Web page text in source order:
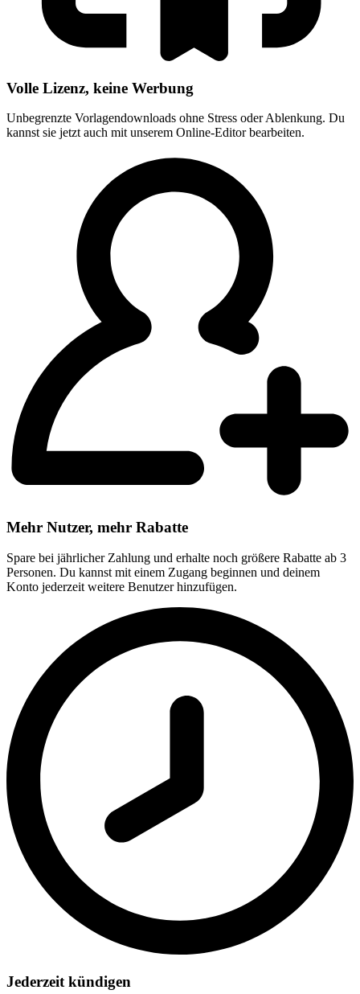
Volle Lizenz, keine Werbung
Unbegrenzte Vorlagendownloads ohne Stress oder Ablenkung. Du
kannst sie jetzt auch mit unserem Online-Editor bearbeiten.
Mehr Nutzer, mehr Rabatte
Spare bei jährlicher Zahlung und erhalte noch größere Rabatte ab 3
Personen. Du kannst mit einem Zugang beginnen und deinem
Konto jederzeit weitere Benutzer hinzufügen.
Jederzeit kündigen